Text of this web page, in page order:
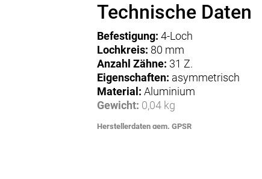
Technische Daten
Befestigung: 4-Loch
Lochkreis: 80 mm
Anzahl Zähne: 31 Z.
Eigenschaften: asymmetrisch
Material: Aluminium
Gewicht: 0,04 kg
Herstellerdaten gem. GPSR